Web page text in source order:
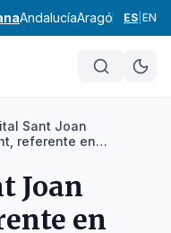
AndalucíaAragón Asturias
ES EN
Sant Joan
referente en
Joan
en